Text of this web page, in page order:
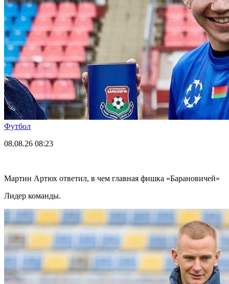
Футбол
08.08.26 08:23
Мартин Артюх ответил, в чем главная фишка «Барановичей»
Лидер команды.